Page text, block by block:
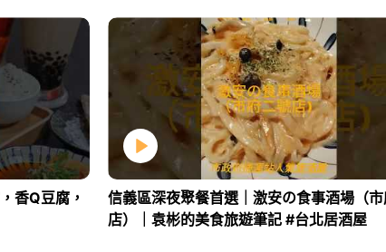
香Q豆腐，
信義區深夜聚餐首選｜激安の食事酒場（
店）｜袁彬的美食旅遊筆記 #台北居酒屋